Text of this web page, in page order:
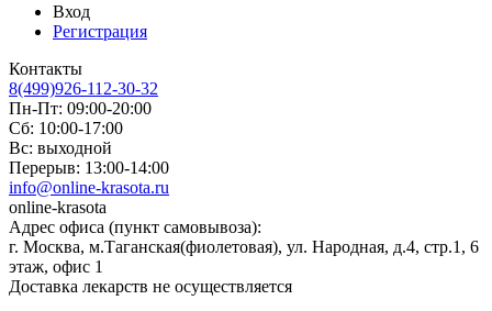
Вход
Регистрация
Контакты
8(499)926-112-30-32
Пн-Пт: 09:00-20:00
Сб: 10:00-17:00
Вс: выходной
Перерыв: 13:00-14:00
info@online-krasota.ru
online-krasota
Адрес офиса (пункт самовывоза):
г. Москва, м.Таганская(фиолетовая), ул. Народная, д.4, стр.1, 6
этаж, офис 1
Доставка лекарств не осуществляется